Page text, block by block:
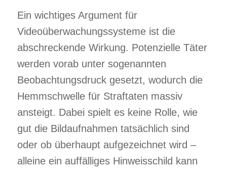
Ein wichtiges Argument für
Videoüberwachungssysteme ist die
abschreckende Wirkung. Potenzielle Täter
werden vorab unter sogenannten
Beobachtungsdruck gesetzt, wodurch die
Hemmschwelle für Straftaten massiv
ansteigt. Dabei spielt es keine Rolle, wie
gut die Bildaufnahmen tatsächlich sind
oder ob überhaupt aufgezeichnet wird –
alleine ein auffälliges Hinweisschild kann